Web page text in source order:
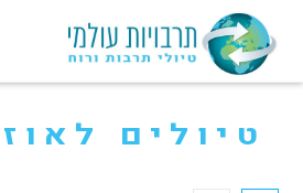
טיולים